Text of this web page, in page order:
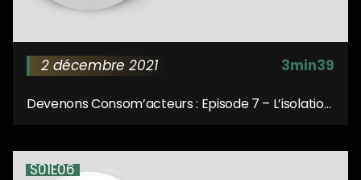
2 décembre 2021 3min39
Devenons Consom’acteurs : Episode 7 – L’isolation
S01E06